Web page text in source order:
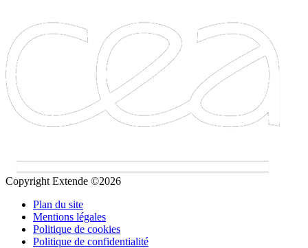
Copyright Extende ©2026
Plan du site
Mentions légales
Politique de cookies
Politique de confidentialité